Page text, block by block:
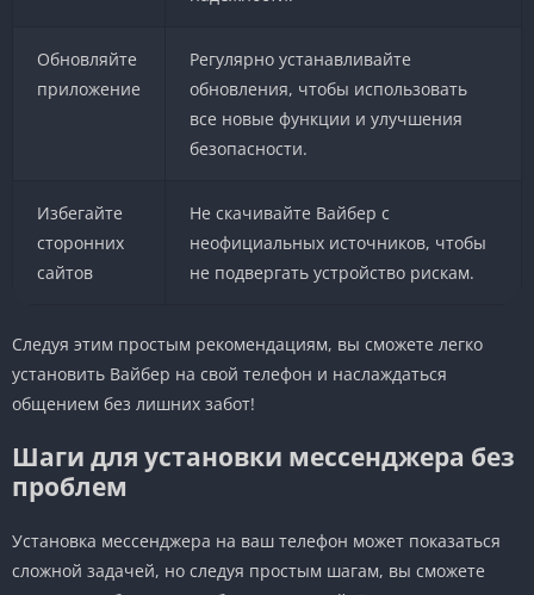
Обновляйте
приложение
Регулярно устанавливайте
обновления, чтобы использовать
все новые функции и улучшения
безопасности.
Избегайте
сторонних
сайтов
Не скачивайте Вайбер с
неофициальных источников, чтобы
не подвергать устройство рискам.
Следуя этим простым рекомендациям, вы сможете легко
установить Вайбер на свой телефон и наслаждаться
общением без лишних забот!
Шаги для установки мессенджера без
проблем
Установка мессенджера на ваш телефон может показаться
сложной задачей, но следуя простым шагам, вы сможете